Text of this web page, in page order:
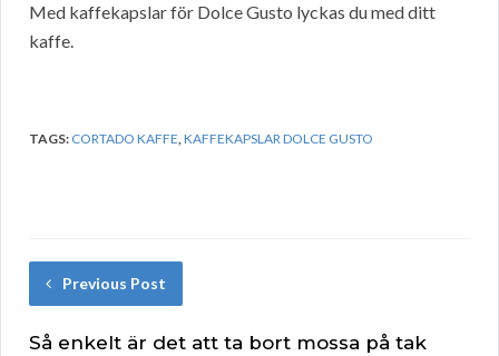
Med kaffekapslar för Dolce Gusto lyckas du med ditt
kaffe.
TAGS: CORTADO KAFFE,KAFFEKAPSLAR DOLCE GUSTO
Previous Post
Så enkelt är det att ta bort mossa på tak